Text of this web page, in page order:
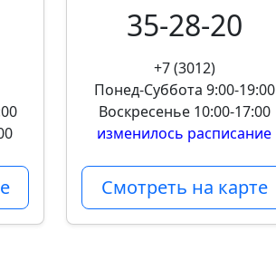
35-28-20
+7 (3012)
Понед-Суббота 9:00-19:00
Воскресенье 10:00-17:00
изменилось расписание
Смотреть на карте